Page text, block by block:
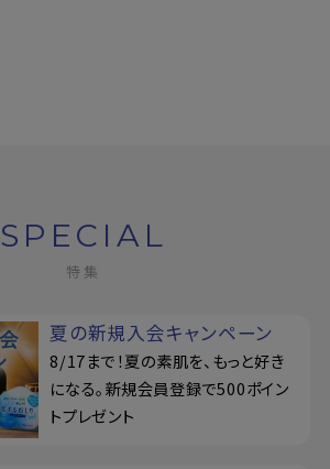
SPECIAL
特集
夏の新規入会キャンペーン
8/17まで！夏の素肌を、もっと好き
になる。新規会員登録で500ポイン
トプレゼント